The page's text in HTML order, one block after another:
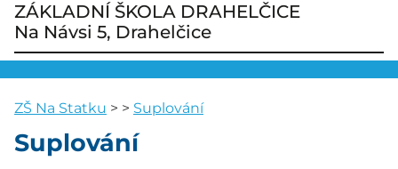
ZÁKLADNÍ ŠKOLA DRAHELČICE
Na Návsi 5, Drahelčice
ZŠ Na Statku > > Suplování
Suplování